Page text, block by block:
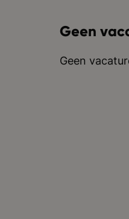
Geen
Geen